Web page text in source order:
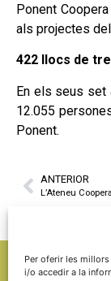
Per oferir les
i/o accedir a la
Ponent
als projectes
422 llocs de
En els seus set
12.055
Ponent.
ANTERIOR
L’Ateneu